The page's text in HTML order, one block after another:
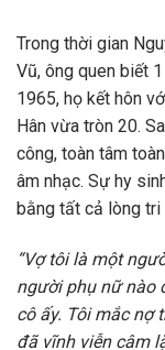
Trong thời gian
Vũ, ông quen biết
1965, họ kết hôn
Hân vừa tròn 20.
công, toàn tâm
âm nhạc. Sự hy
bằng tất cả lòng tri
“Vợ tôi là một
người phụ nữ nào
cô ấy. Tôi mắc nợ
đã vĩnh viễn câm